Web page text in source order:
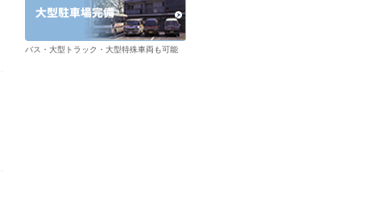
バス・大型トラック・大型特殊車両も可能